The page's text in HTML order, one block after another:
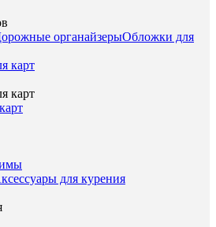
органайзерыОбложки для
карт
карт
для курения